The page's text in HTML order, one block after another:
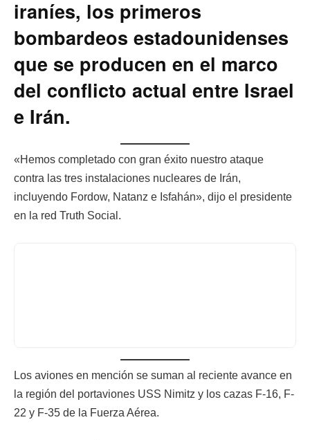
iraníes, los primeros
bombardeos estadounidenses
que se producen en el marco
del conflicto actual entre Israel
e Irán.
«Hemos completado con gran éxito nuestro ataque
contra las tres instalaciones nucleares de Irán,
incluyendo Fordow, Natanz e Isfahán», dijo el presidente
en la red Truth Social.
Los aviones en mención se suman al reciente avance en
la región del portaviones USS Nimitz y los cazas F-16, F-
22 y F-35 de la Fuerza Aérea.